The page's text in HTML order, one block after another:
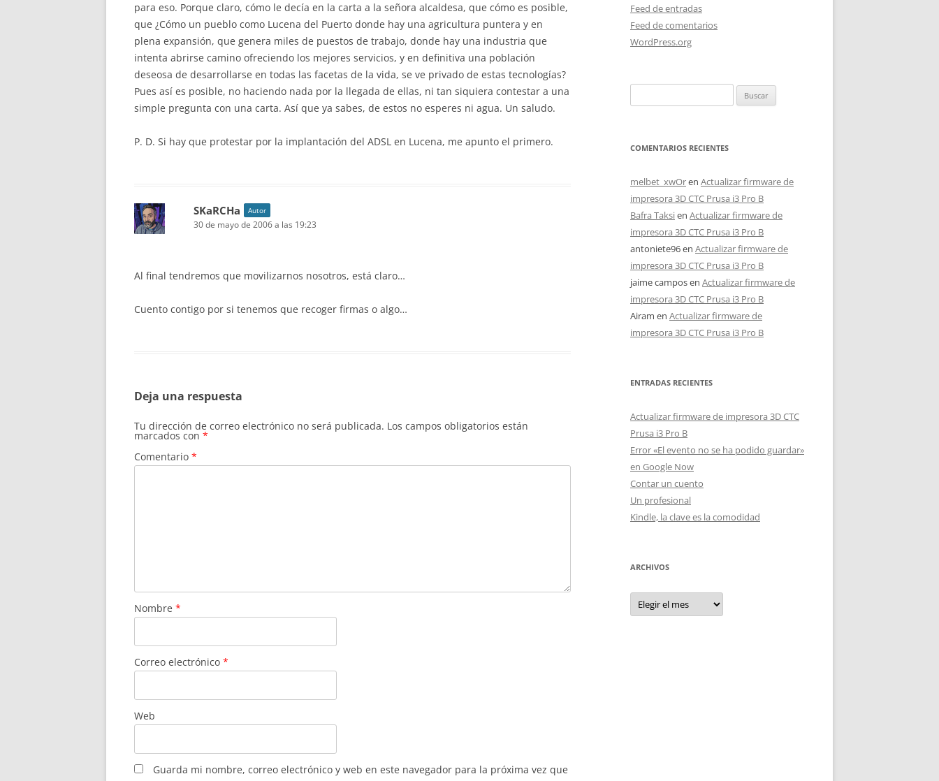
para eso. Porque claro, cómo le decía en la carta a la señora alcaldesa, que cómo es posible,
que ¿Cómo un pueblo como Lucena del Puerto donde hay una agricultura puntera y en
plena expansión, que genera miles de puestos de trabajo, donde hay una industria que
intenta abrirse camino ofreciendo los mejores servicios, y en definitiva una población
deseosa de desarrollarse en todas las facetas de la vida, se ve privado de estas tecnologías?
Pues así es posible, no haciendo nada por la llegada de ellas, ni tan siquiera contestar a una
simple pregunta con una carta. Así que ya sabes, de estos no esperes ni agua. Un saludo.
P. D. Si hay que protestar por la implantación del ADSL en Lucena, me apunto el primero.
SKaRCHa Autor
30 de mayo de 2006 a las 19:23
Al final tendremos que movilizarnos nosotros, está claro…
Cuento contigo por si tenemos que recoger firmas o algo…
Deja una respuesta
Tu dirección de correo electrónico no será publicada. Los campos obligatorios están
marcados con *
Comentario *
Nombre *
Correo electrónico *
Web
Guarda mi nombre, correo electrónico y web en este navegador para la próxima vez que
Feed de entradas
Feed de comentarios
WordPress.org
COMENTARIOS RECIENTES
melbet_xwOren Actualizar firmware de
impresora 3D CTC Prusa i3 Pro B
Bafra Taksien Actualizar firmware de
impresora 3D CTC Prusa i3 Pro B
antoniete96en Actualizar firmware de
impresora 3D CTC Prusa i3 Pro B
jaime camposen Actualizar firmware de
impresora 3D CTC Prusa i3 Pro B
Airam en Actualizar firmware de
impresora 3D CTC Prusa i3 Pro B
ENTRADAS RECIENTES
Actualizar firmware de impresora 3D CTC
Prusa i3 Pro B
Error «El evento no se ha podido guardar»
en Google Now
Contar un cuento
Un profesional
Kindle, la clave es la comodidad
ARCHIVOS
Archivos